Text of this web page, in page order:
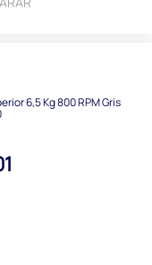
6,5 Kg 800 RPM Gris